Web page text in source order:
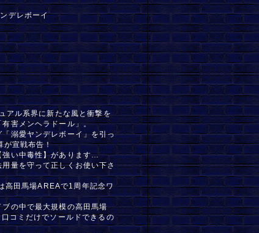
デレボーイ
アル系界に新たな風と衝撃を
害メンヘラドール」。
溺愛ヤンデレボーイ」を引っ
が宣戦布告！
強い中毒性】があります…
量を守って正しくお使い下さ
高田馬場AREAで1周年記念ワ
ブの中で最大規模の高田馬場
コミだけでソールドできるの